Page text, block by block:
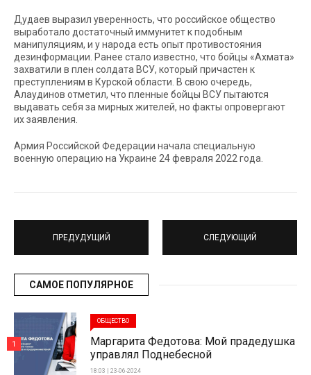
Дудаев выразил уверенность, что российское общество
выработало достаточный иммунитет к подобным
манипуляциям, и у народа есть опыт противостояния
дезинформации. Ранее стало известно, что бойцы «Ахмата»
захватили в плен солдата ВСУ, который причастен к
преступлениям в Курской области. В свою очередь,
Алаудинов отметил, что пленные бойцы ВСУ пытаются
выдавать себя за мирных жителей, но факты опровергают
их заявления.
Армия Российской Федерации начала специальную
военную операцию на Украине 24 февраля 2022 года.
ПРЕДУДУЩИЙ СЛЕДУЮЩИЙ
САМОЕ ПОПУЛЯРНОЕ
ОБЩЕСТВО
Маргарита Федотова: Мой прадедушка
управлял Поднебесной
18:03 | 23-06-2024
1